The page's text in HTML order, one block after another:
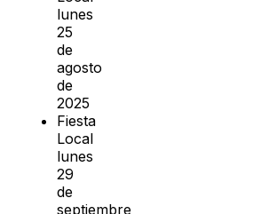
lunes
25
de
agosto
de
2025
Fiesta
Local
lunes
29
de
septiembre